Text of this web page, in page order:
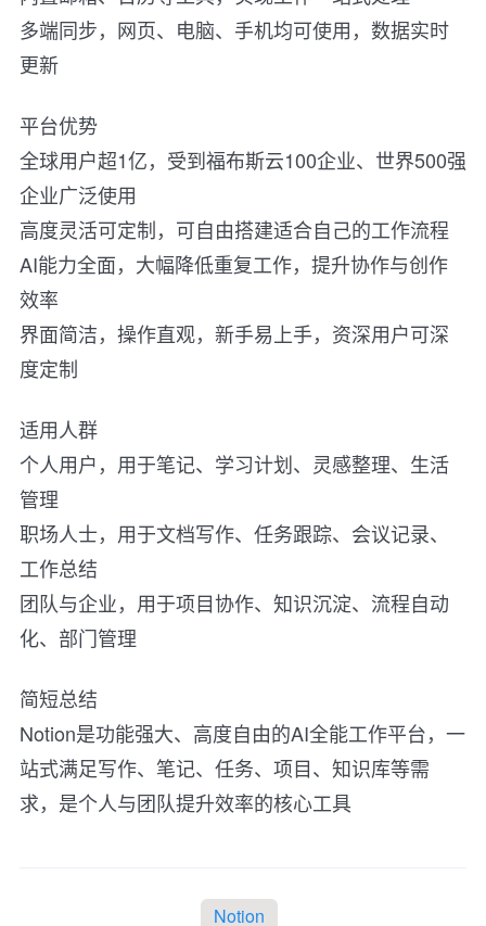
多端同步，网页、电脑、手机均可使用，数据实时
更新
平台优势
全球用户超1亿，受到福布斯云100企业、世界500强
企业广泛使用
高度灵活可定制，可自由搭建适合自己的工作流程
AI能力全面，大幅降低重复工作，提升协作与创作
效率
界面简洁，操作直观，新手易上手，资深用户可深
度定制
适用人群
个人用户，用于笔记、学习计划、灵感整理、生活
管理
职场人士，用于文档写作、任务跟踪、会议记录、
工作总结
团队与企业，用于项目协作、知识沉淀、流程自动
化、部门管理
简短总结
Notion是功能强大、高度自由的AI全能工作平台，一
站式满足写作、笔记、任务、项目、知识库等需
求，是个人与团队提升效率的核心工具
Notion